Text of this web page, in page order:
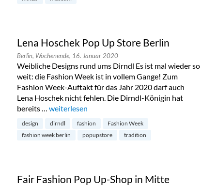
Lena Hoschek Pop Up Store Berlin
Berlin, Wochenende, 16. Januar 2020
Weibliche Designs rund ums Dirndl Es ist mal wieder so
weit: die Fashion Week ist in vollem Gange! Zum
Fashion Week-Auftakt für das Jahr 2020 darf auch
Lena Hoschek nicht fehlen. Die Dirndl-Königin hat
bereits … „Lena Hoschek Pop Up Store Berlin“
weiterlesen
design dirndl fashion
Fashion Week
fashion week berlin
popupstore tradition
Fair Fashion Pop Up-Shop in Mitte